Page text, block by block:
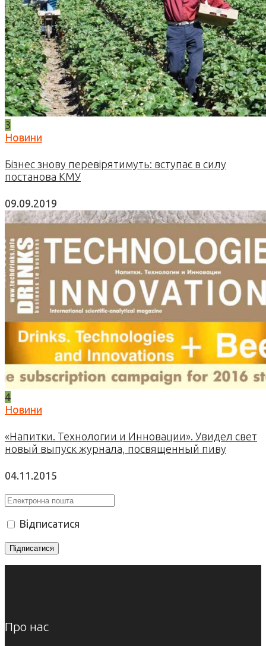
3
Новини
Бізнес знову перевірятимуть: вступає в силу
постанова КМУ
09.09.2019
4
Новини
«Напитки. Технологии и Инновации». Увидел свет
новый выпуск журнала, посвященный пиву
04.11.2015
Відписатися
Про нас